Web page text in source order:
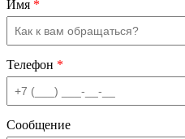
Имя *
Телефон *
Сообщение